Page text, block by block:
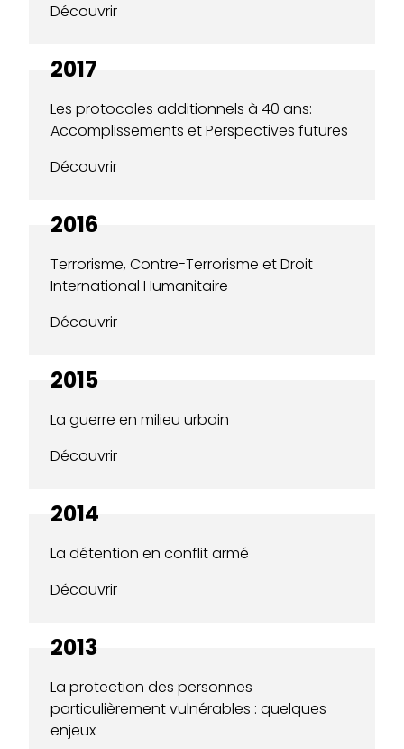
Découvrir
2017
Les protocoles additionnels à 40 ans:
Accomplissements et Perspectives futures
Découvrir
2016
Terrorisme, Contre-Terrorisme et Droit
International Humanitaire
Découvrir
2015
La guerre en milieu urbain
Découvrir
2014
La détention en conflit armé
Découvrir
2013
La protection des personnes
particulièrement vulnérables : quelques
enjeux